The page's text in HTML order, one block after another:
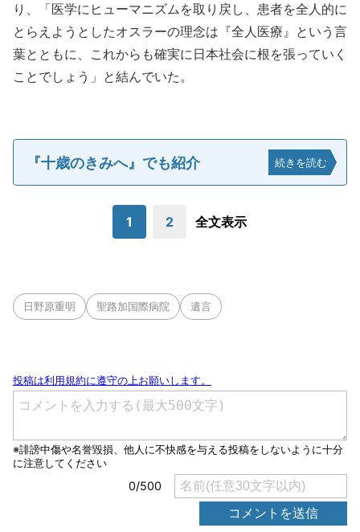
り、「医学にヒューマニズムを取り戻し、患者を全人的に
とらえようとしたオスラーの理念は『全人医療』という言
葉とともに、これからも確実に日本社会に根を張っていく
ことでしょう」と結んでいた。
『十歳のきみへ』でも紹介 続きを読む
1 2 全文表示
日野原重明 聖路加国際病院 遺言